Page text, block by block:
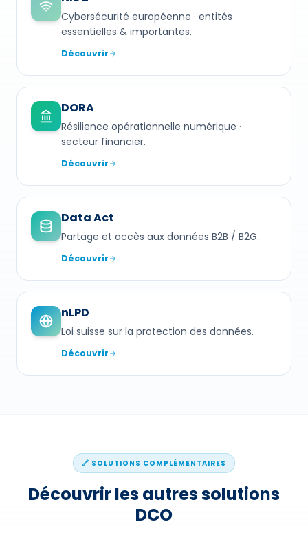
Cybersécurité européenne · entités
essentielles & importantes.
Découvrir
DORA
Résilience opérationnelle numérique ·
secteur financier.
Découvrir
Data Act
Partage et accès aux données B2B / B2G.
Découvrir
nLPD
Loi suisse sur la protection des données.
Découvrir
🔗 SOLUTIONS COMPLÉMENTAIRES
Découvrir les autres solutions
DCO